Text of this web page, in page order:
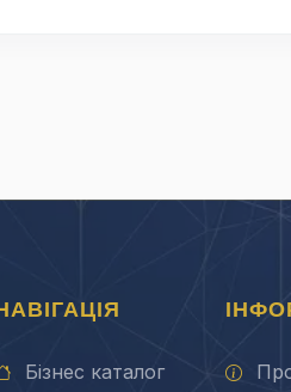
Бізнес каталог